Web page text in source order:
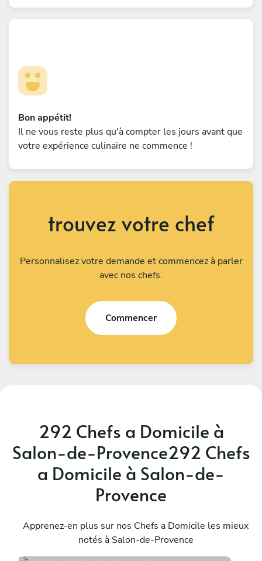
Bon appétit!
Il ne vous reste plus qu'à compter les jours avant que
votre expérience culinaire ne commence !
trouvez votre chef
Personnalisez votre demande et commencez à parler
avec nos chefs.
Commencer
292 Chefs a Domicile à
Salon-de-Provence292 Chefs
a Domicile à Salon-de-
Provence
Apprenez-en plus sur nos Chefs a Domicile les mieux
notés à Salon-de-Provence
Aix-en-Provence
90 services